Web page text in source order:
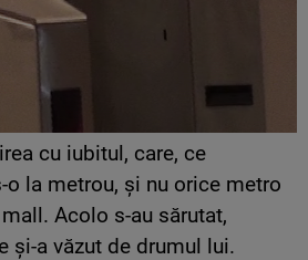
cu iubitul, care, ce
la metrou, și nu orice metro
Acolo s-au sărutat,
și-a văzut de drumul lui.